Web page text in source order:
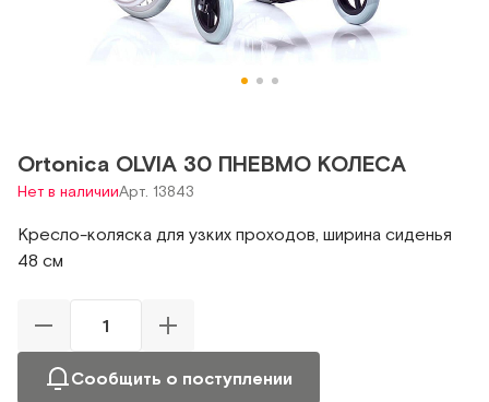
Ortonica OLVIA 30 ПНЕВМО КОЛЕСА
Нет в наличииАрт. 13843
Кресло-коляска для узких проходов, ширина сиденья
48 см
Сообщить о поступлении